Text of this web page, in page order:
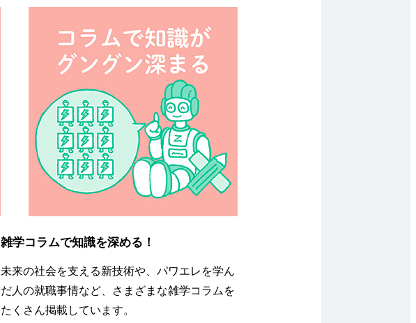
雑学コラムで知識を深める！
未来の社会を支える新技術や、パワエレを学ん
だ人の就職事情など、さまざまな雑学コラムを
たくさん掲載しています。